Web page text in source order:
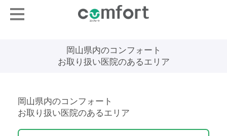
岡山県内のコンフォート
お取り扱い医院のあるエリア
岡山県内のコンフォート
お取り扱い医院のあるエリア